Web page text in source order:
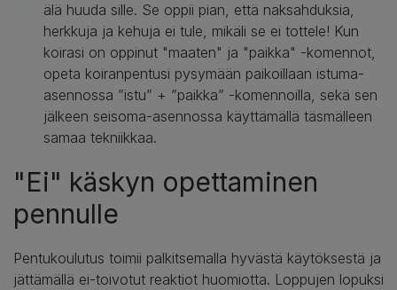
älä huuda sille. Se oppii pian, että naksahduksia,
herkkuja ja kehuja ei tule, mikäli se ei tottele! Kun
koirasi on oppinut "maaten" ja "paikka" -komennot,
opeta koiranpentusi pysymään paikoillaan istuma-
asennossa ”istu” + ”paikka” -komennoilla, sekä sen
jälkeen seisoma-asennossa käyttämällä täsmälleen
samaa tekniikkaa.
"Ei" käskyn opettaminen
pennulle
Pentukoulutus toimii palkitsemalla hyvästä käytöksestä ja
jättämällä ei-toivotut reaktiot huomiotta. Loppujen lopuksi